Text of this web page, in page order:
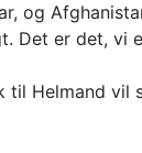
og
Det er det, vi
Helmand vil